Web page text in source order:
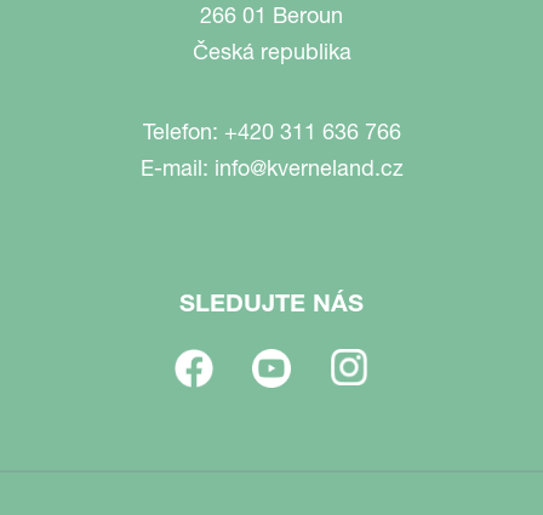
266 01 Beroun
Česká republika
Telefon: +420 311 636 766
E-mail: info@kverneland.cz
SLEDUJTE NÁS